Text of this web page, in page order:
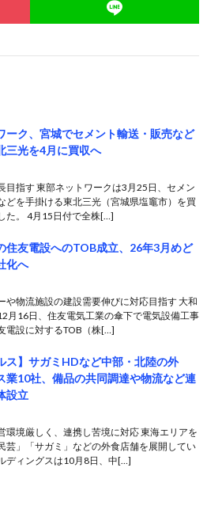
ーク、宮城でセメント輸送・販売など
三光を4月に買収へ
目指す 東部ネットワークは3月25日、セメン
どを手掛ける東北三光（宮城県塩竈市）を買
た。 4月15日付で全株[…]
住友電設へのTOB成立、26年3月めど
化へ
や物流施設の建設需要伸びに対応目指す 大和
月16日、住友電気工業の傘下で電気設備工事
電設に対するTOB（株[…]
ス】サガミHDなど中部・北陸の外
業10社、備品の共同調達や物流など連
設立
環境厳しく、連携し苦境に対応 東海エリアを
芸」「サガミ」などの外食店舗を展開してい
ディングスは10月8日、中[…]